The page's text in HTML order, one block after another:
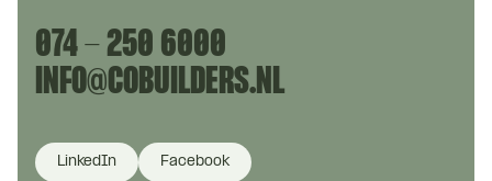
074 - 250 6000
INFO@COBUILDERS.NL
LinkedIn Facebook